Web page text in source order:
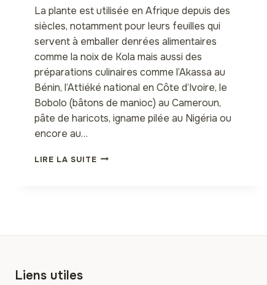
La plante est utilisée en Afrique depuis des
siècles, notamment pour leurs feuilles qui
servent à emballer denrées alimentaires
comme la noix de Kola mais aussi des
préparations culinaires comme l’Akassa au
Bénin, l’Attiéké national en Côte d’Ivoire, le
Bobolo (bâtons de manioc) au Cameroun,
pâte de haricots, igname pilée au Nigéria ou
encore au…
LIRE LA SUITELE
Liens utiles